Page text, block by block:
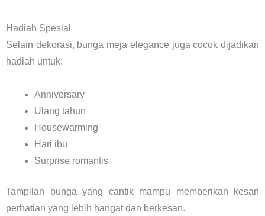
Hadiah Spesial
Selain dekorasi, bunga meja elegance juga cocok dijadikan
hadiah untuk:
Anniversary
Ulang tahun
Housewarming
Hari ibu
Surprise romantis
Tampilan bunga yang cantik mampu memberikan kesan
perhatian yang lebih hangat dan berkesan.